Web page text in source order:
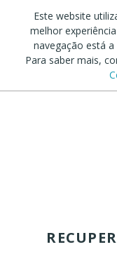
Este website
melhor
navegação está
Para saber mais,